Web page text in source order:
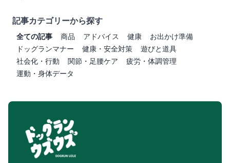
記事カテゴリーから探す
全ての記事 商品 アドバイス 健康
お出かけ準備
ドッグランマナー
健康・安全対策
遊びと道具
社会化・行動
関節・足腰ケア
疲労・体調管理
運動・身体データ